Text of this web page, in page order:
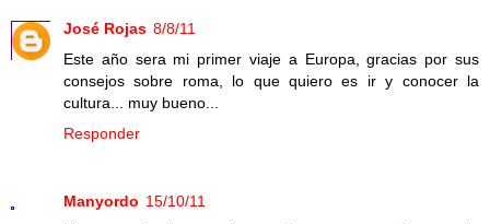
José Rojas 8/8/11
Este año sera mi primer viaje a Europa, gracias por sus
consejos sobre roma, lo que quiero es ir y conocer la
cultura... muy bueno...
Responder
Manyordo 15/10/11